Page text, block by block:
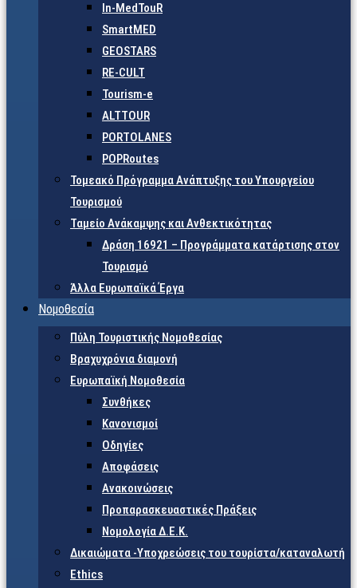
In-MedTouR
SmartMED
GEOSTARS
RE-CULT
Tourism-e
ALTTOUR
PORTOLANES
POPRoutes
Τομεακό Πρόγραμμα Ανάπτυξης του Υπουργείου
Τουρισμού
Ταμείο Ανάκαμψης και Ανθεκτικότητας
Δράση 16921 – Προγράμματα κατάρτισης στον
Τουρισμό
Άλλα Ευρωπαϊκά Έργα
Νομοθεσία
Πύλη Τουριστικής Νομοθεσίας
Βραχυχρόνια διαμονή
Ευρωπαϊκή Νομοθεσία
Συνθήκες
Κανονισμοί
Οδηγίες
Αποφάσεις
Ανακοινώσεις
Προπαρασκευαστικές Πράξεις
Νομολογία Δ.Ε.Κ.
Δικαιώματα -Υποχρεώσεις του τουρίστα/καταναλωτή
Ethics